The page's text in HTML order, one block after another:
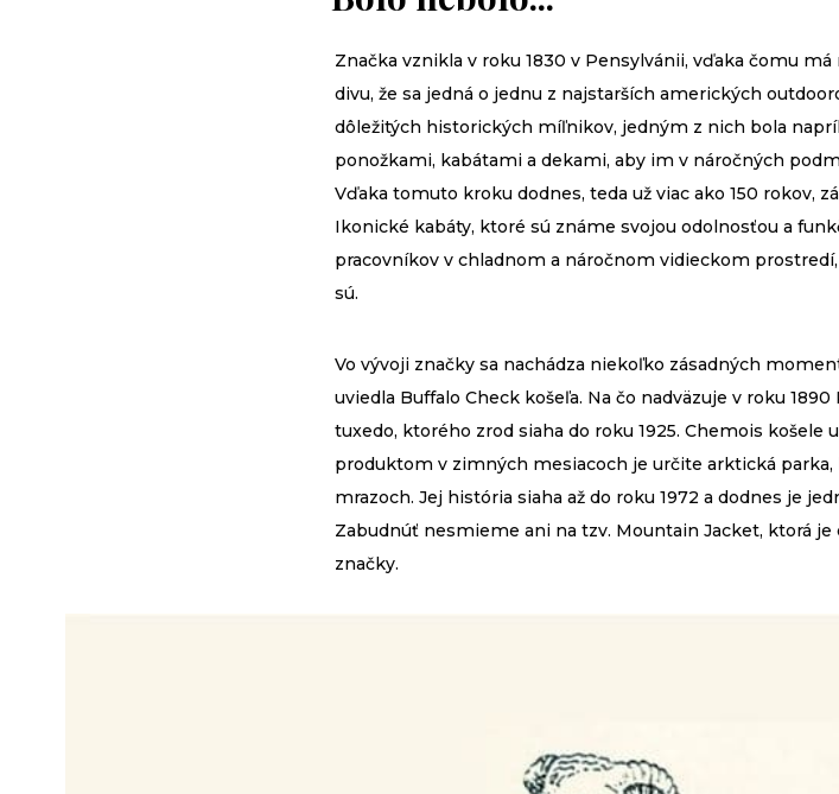
Značka vznikla v roku 1830 v Pensylvánii, vďaka čomu
divu, že sa jedná o jednu z najstarších amerických
dôležitých historických míľnikov, jedným z nich bola
ponožkami, kabátami a dekami, aby im v náročných
Vďaka tomuto kroku dodnes, teda už viac ako 150 rokov,
Ikonické kabáty, ktoré sú známe svojou odolnosťou a
pracovníkov v chladnom a náročnom vidieckom
sú.
Vo vývoji značky sa nachádza niekoľko zásadných
uviedla Buffalo Check košeľa. Na čo nadväzuje v roku
tuxedo, ktorého zrod siaha do roku 1925. Chemois košele
produktom v zimných mesiacoch je určite arktická
mrazoch. Jej história siaha až do roku 1972 a dodnes je
Zabudnúť nesmieme ani na tzv. Mountain Jacket, ktorá
značky.